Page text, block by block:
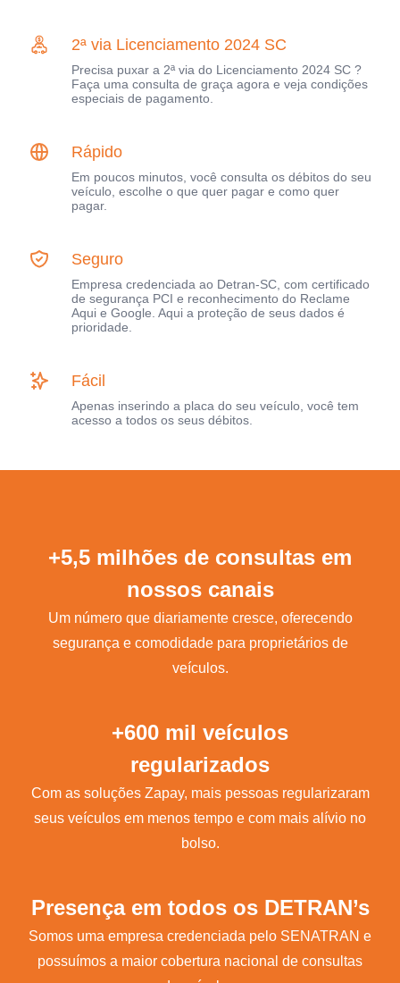
2ª via Licenciamento 2024 SC
Precisa puxar a 2ª via do Licenciamento 2024 SC ?
Faça uma consulta de graça agora e veja condições
especiais de pagamento.
Rápido
Em poucos minutos, você consulta os débitos do seu
veículo, escolhe o que quer pagar e como quer
pagar.
Seguro
Empresa credenciada ao Detran-SC, com certificado
de segurança PCI e reconhecimento do Reclame
Aqui e Google. Aqui a proteção de seus dados é
prioridade.
Fácil
Apenas inserindo a placa do seu veículo, você tem
acesso a todos os seus débitos.
+5,5 milhões de consultas em
nossos canais
Um número que diariamente cresce, oferecendo
segurança e comodidade para proprietários de
veículos.
+600 mil veículos
regularizados
Com as soluções Zapay, mais pessoas regularizaram
seus veículos em menos tempo e com mais alívio no
bolso.
Presença em todos os DETRAN’s
Somos uma empresa credenciada pelo SENATRAN e
possuímos a maior cobertura nacional de consultas